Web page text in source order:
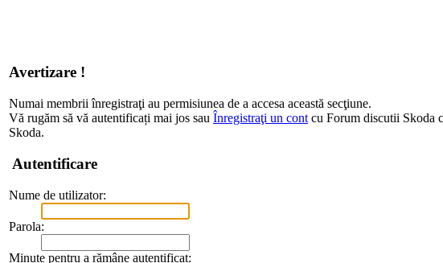
Avertizare !
Numai membrii înregistraţi au permisiunea de a accesa această secţiune.
Vă rugăm să vă autentificați mai jos sau Înregistraţi un cont cu Forum discutii Skoda
Skoda.
Autentificare
Nume de utilizator:
Parola:
Minute pentru a rămâne autentificat: